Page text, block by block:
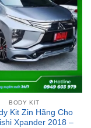
BODY KIT
Kit Zin Hãng Cho
Xpander 2018 –
Tại TPHCM | Đẳng
– Sang Trọng
nhận giá ưu đãi